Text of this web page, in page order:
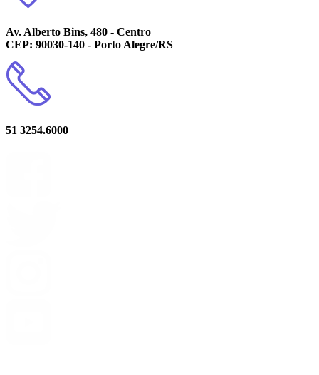
Av. Alberto Bins, 480 - Centro
CEP: 90030-140 - Porto Alegre/RS
51 3254.6000